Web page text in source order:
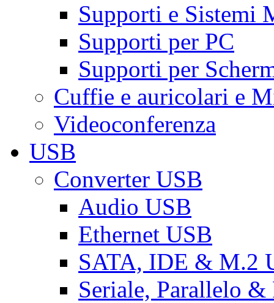
Supporti e Sistemi
Supporti per PC
Supporti per
Cuffie e auricolari e
Videoconferenza
USB
Converter USB
Audio USB
Ethernet USB
SATA, IDE & M.2
Seriale, Parallelo &